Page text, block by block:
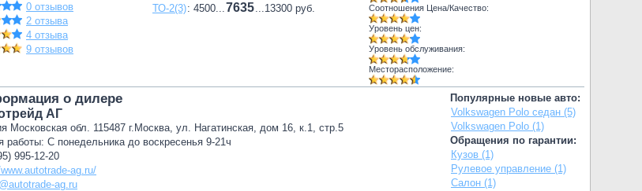
0 отзывов
2 отзыва
4 отзыва
9 отзывов
ТО-2(3): 4500...7635...13300 руб. Соотношения Цена/Качество:
Уровень цен:
Уровень обслуживания:
Месторасположение:
Популярные новые авто:
Volkswagen Polo седан (5)
Volkswagen Polo (1)
Обращения по гарантии:
Кузов (1)
Рулевое управление (1)
Салон (1)
о дилере
АГ
Московская обл. 115487 г.Москва, ул. Нагатинская, дом 16, к.1, стр.5
работы: С понедельника до воскресенья 9-21ч
995-12-20
ag.ru/
ag.ru